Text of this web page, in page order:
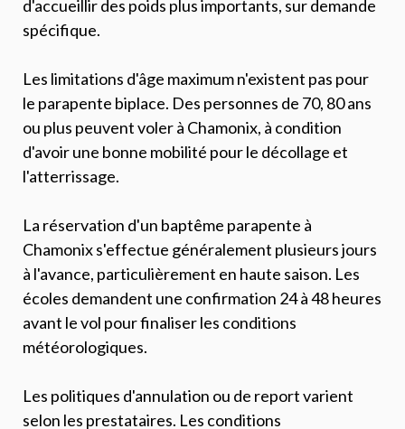
d'accueillir des poids plus importants, sur demande
spécifique.
Les limitations d'âge maximum n'existent pas pour
le parapente biplace. Des personnes de 70, 80 ans
ou plus peuvent voler à Chamonix, à condition
d'avoir une bonne mobilité pour le décollage et
l'atterrissage.
La réservation d'un baptême parapente à
Chamonix s'effectue généralement plusieurs jours
à l'avance, particulièrement en haute saison. Les
écoles demandent une confirmation 24 à 48 heures
avant le vol pour finaliser les conditions
météorologiques.
Les politiques d'annulation ou de report varient
selon les prestataires. Les conditions